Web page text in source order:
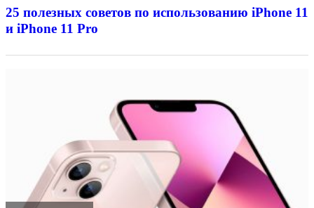
25 полезных советов по использованию iPhone 11
и iPhone 11 Pro